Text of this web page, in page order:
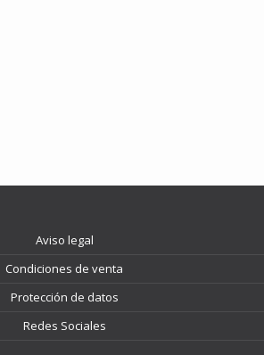
Aviso legal
Condiciones de venta
Protección de datos
Redes Sociales